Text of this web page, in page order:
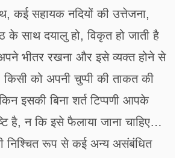
कई सहायक नदियों की उत्तेजना,
के साथ दयालु हो, विकृत हो जाती है
भीतर रखना और इसे व्यक्त होने से
को अपनी चुप्पी की ताकत की
इसकी बिना शर्त टिप्पणी आपके
है, न कि इसे फैलाया जाना चाहिए…
निश्चित रूप से कई अन्य असंबंधित